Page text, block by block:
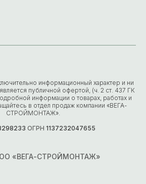
информационный характер и ни
публичной офертой, (ч. 2 ст. 437 ГК
информации о товарах, работах и
в отдел продаж компании «ВЕГА-
СТРОЙМОНТАЖ».
ОГРН 1137232047655
«ВЕГА-СТРОЙМОНТАЖ»